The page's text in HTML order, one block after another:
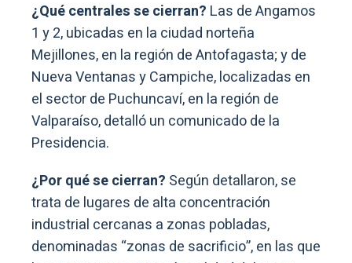
¿Qué centrales se cierran? Las de Angamos
1 y 2, ubicadas en la ciudad norteña
Mejillones, en la región de Antofagasta; y de
Nueva Ventanas y Campiche, localizadas en
el sector de Puchuncaví, en la región de
Valparaíso, detalló un comunicado de la
Presidencia.
¿Por qué se cierran? Según detallaron, se
trata de lugares de alta concentración
industrial cercanas a zonas pobladas,
denominadas “zonas de sacrificio”, en las que